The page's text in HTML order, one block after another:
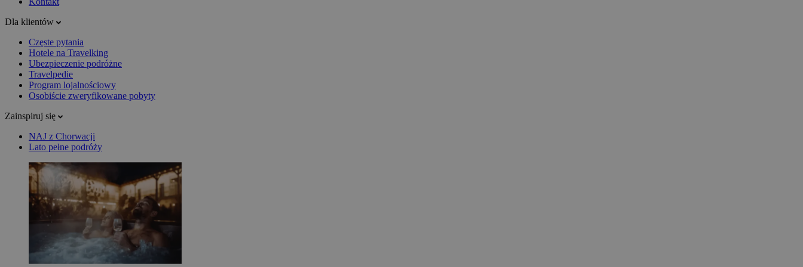
Dla klientów
Częste pytania
Hotele na Travelking
Ubezpieczenie podróżne
Travelpedie
Program lojalnościowy
Osobiście zweryfikowane pobyty
Zainspiruj się
NAJ z Chorwacji
Lato pełne podróży